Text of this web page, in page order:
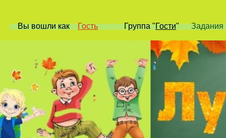
Вы вошликак Гость Группа"Гости" Задания